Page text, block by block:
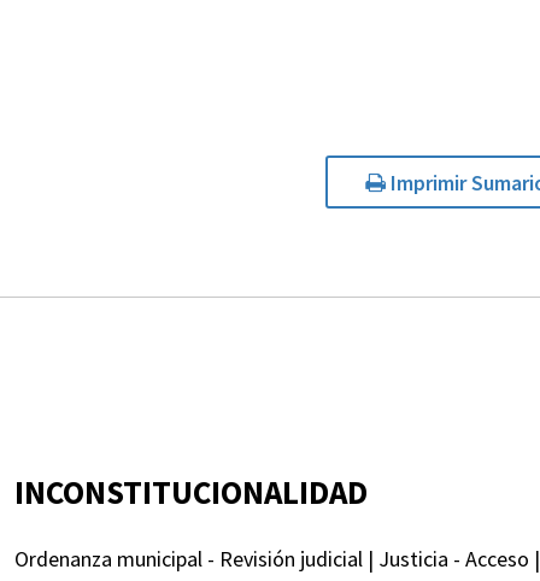
Imprimir
INCONSTITUCIONALIDAD
Ordenanza municipal - Revisión judicial | Justicia - Acceso |